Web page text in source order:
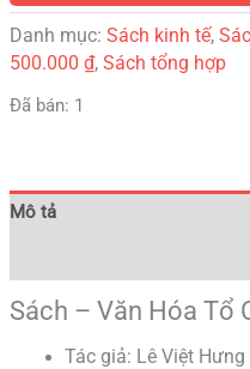
Danh mục: Sách kinh tế,
500.000 ₫, Sách tổng hợp
Đã bán: 1
Mô tả
Sách – Văn Hóa Tổ
Tác giả: Lê Việt